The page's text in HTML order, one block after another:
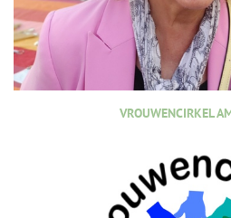
VROUWENCIRKEL